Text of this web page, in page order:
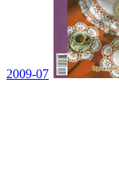
2009-07